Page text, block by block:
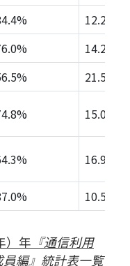
12.2%
14.2%
21.5%
15.0%
16.9%
10.5%
）年 『通信利用
編』統計表一覧